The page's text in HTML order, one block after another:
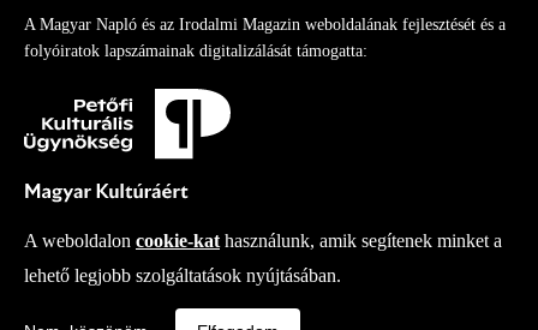
A Magyar Napló és az Irodalmi Magazin weboldalának fejlesztését és a
folyóiratok lapszámainak digitalizálását támogatta:
Fejlesztette az Integral Vision Kft.
A weboldalon cookie-kat használunk, amik segítenek minket a
lehető legjobb szolgáltatások nyújtásában.